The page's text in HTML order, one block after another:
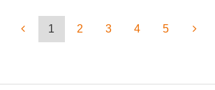
1 2 3 4 5